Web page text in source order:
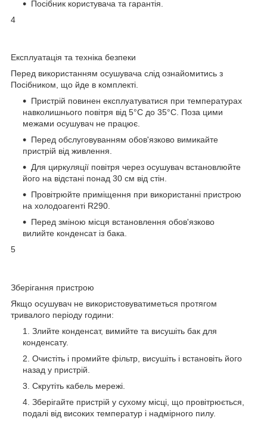
Посібник користувача та гарантія.
4
Експлуатація та техніка безпеки
Перед використанням осушувача слід ознайомитись з
Посібником, що йде в комплекті.
Пристрій повинен експлуатуватися при температурах
навколишнього повітря від 5°C до 35°C. Поза цими
межами осушувач не працює.
Перед обслуговуванням обов'язково вимикайте
пристрій від живлення.
Для циркуляції повітря через осушувач встановлюйте
його на відстані понад 30 см від стін.
Провітрюйте приміщення при використанні пристрою
на холодоагенті R290.
Перед зміною місця встановлення обов'язково
вилийте конденсат із бака.
5
Зберігання пристрою
Якщо осушувач не використовуватиметься протягом
тривалого періоду години:
Злийте конденсат, вимийте та висушіть бак для
конденсату.
Очистіть і промийте фільтр, висушіть і встановіть його
назад у пристрій.
Скрутіть кабель мережі.
Зберігайте пристрій у сухому місці, що провітрюється,
подалі від високих температур і надмірного пилу.